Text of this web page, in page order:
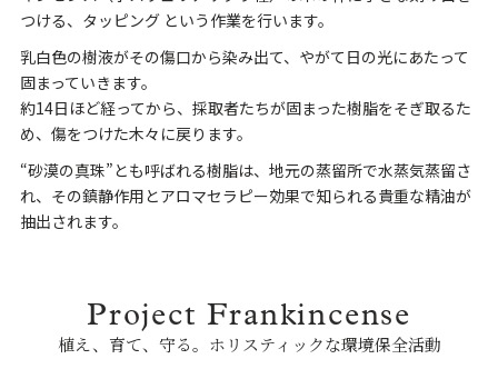
つける、タッピング という作業を行います。
乳白色の樹液がその傷口から染み出て、やがて日の光にあたって
固まっていきます。
約14日ほど経ってから、採取者たちが固まった樹脂をそぎ取るた
め、傷をつけた木々に戻ります。
“砂漠の真珠”とも呼ばれる樹脂は、地元の蒸留所で水蒸気蒸留さ
れ、その鎮静作用とアロマセラピー効果で知られる貴重な精油が
抽出されます。
Project Frankincense
植え、育て、守る。ホリスティックな環境保全活動